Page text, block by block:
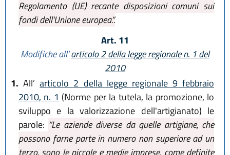
Regolamento (UE) recante disposizioni comuni sui
fondi dell'Unione europea.”.
Art. 11
Modifiche all’articolo 2 della legge regionale n. 1 del
2010
1. All’articolo 2 della legge regionale 9 febbraio
2010, n. 1 (Norme per la tutela, la promozione, lo
sviluppo e la valorizzazione dell'artigianato) le
parole: “Le aziende diverse da quelle artigiane, che
possono farne parte in numero non superiore ad un
terzo, sono le piccole e medie imprese, come definite